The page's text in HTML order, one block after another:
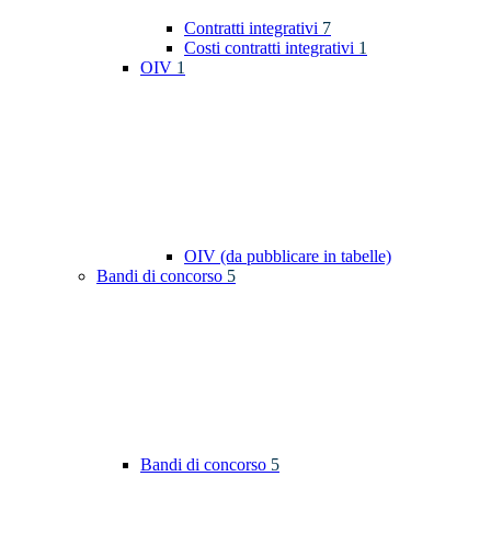
Contratti integrativi 7
Costi contratti integrativi 1
OIV 1
OIV (da pubblicare in tabelle)
Bandi di concorso 5
Bandi di concorso 5